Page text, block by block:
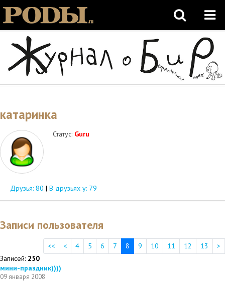
катаринка
Статус: Guru
Друзья: 80 | В друзьях у: 79
Записи пользователя
<< < 4 5 6 7 8 9 10 11 12 13
>
Записей: 250
мини-праздник))))
09 января 2008